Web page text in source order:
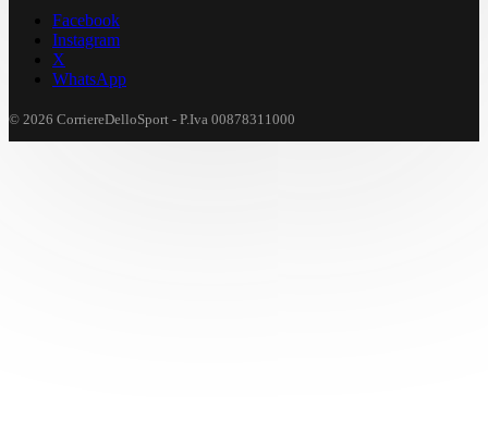
Facebook
Instagram
X
WhatsApp
© 2026 CorriereDelloSport - P.Iva 00878311000